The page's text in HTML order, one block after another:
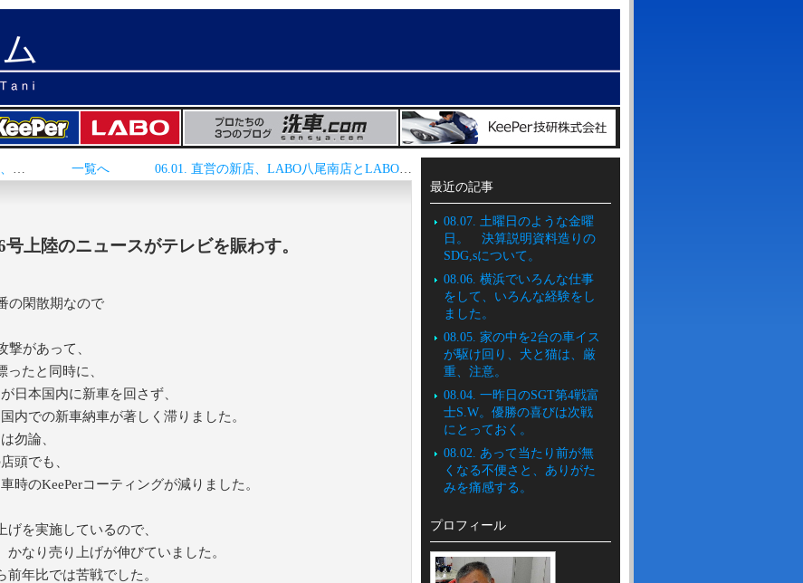
<< 05.30. 東海店4.5kmに新-太田川店開店、明後日からLABO東海店を工事 一覧へ 06.01. 直営の新店、LABO八尾南店とLABO東大阪店、同時open >>
上陸のニュースがテレビを賑わす。
の閑散期なので
撃があって、
たと同時に、
日本国内に新車を回さず、
内での新車納車が著しく滞りました。
勿論、
頭でも、
時のKeePerコーティングが減りました。
を実施しているので、
なり売り上げが伸びていました。
年比では苦戦でした。
最近の記事
08.07. 土曜日のような金曜
日。 決算説明資料造りの
SDG,sについて。
08.06. 横浜でいろんな仕事
をして、いろんな経験をし
ました。
08.05. 家の中を2台の車イス
が駆け回り、犬と猫は、厳
重、注意。
08.04. 一昨日のSGT第4戦富
士S.W。優勝の喜びは次戦
にとっておく。
08.02. あって当たり前が無
くなる不便さと、ありがた
みを痛感する。
プロフィール